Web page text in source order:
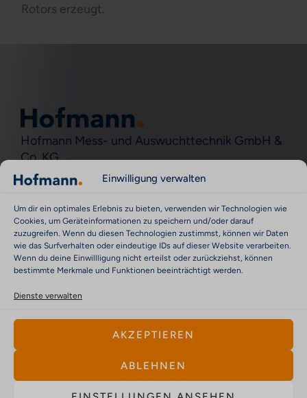
Einwilligung verwalten
Um dir ein optimales Erlebnis zu bieten, verwenden wir Technologien wie
Cookies, um Geräteinformationen zu speichern und/oder darauf
zuzugreifen. Wenn du diesen Technologien zustimmst, können wir Daten
wie das Surfverhalten oder eindeutige IDs auf dieser Website verarbeiten.
Wenn du deine Einwillligung nicht erteilst oder zurückziehst, können
bestimmte Merkmale und Funktionen beeinträchtigt werden.
Dienste verwalten
AKZEPTIEREN
ABLEHNEN
Rotors erzeugt.
Hofmann Mess- und Auswuchttechnik GmbH &
Co. KG
Werner-von-Siemens-Str. 21
64319 Pfungstadt
Deutschland
L
i
n
k
e
n
I
n
s
t
a
a
Y
o
u
u
b
e
Alle Produktgruppen
Aktive Auswuchtsysteme
Schleuderlösungen
Speziallösungen